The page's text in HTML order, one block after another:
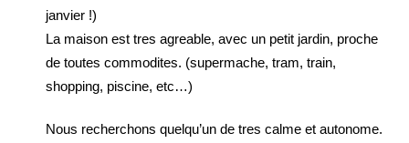
janvier !)
La maison est tres agreable, avec un petit jardin, proche
de toutes commodites. (supermache, tram, train,
shopping, piscine, etc…)
Nous recherchons quelqu’un de tres calme et autonome.